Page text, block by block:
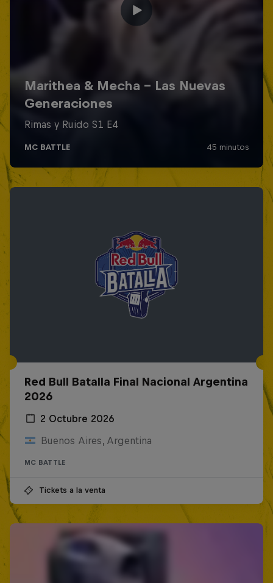
Red Bull Batalla Final Nacional Argentina
2026
2 Octubre 2026
Buenos Aires, Argentina
MC BATTLE
Tickets a la venta